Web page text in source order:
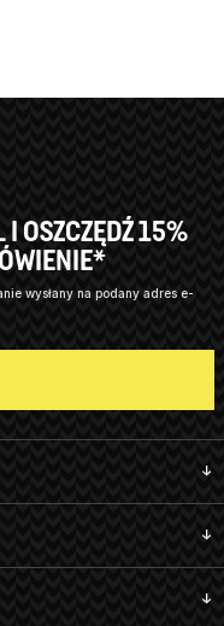
I OSZCZĘDŹ 15%
wysłany na podany adres e-